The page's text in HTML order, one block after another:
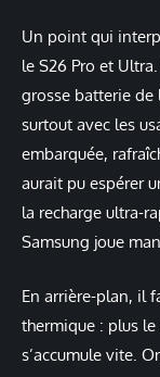
Un point qui
le S26 Pro et
grosse batterie de
surtout avec les
embarquée,
aurait pu espérer
la recharge ultra-
Samsung joue
En arrière-plan, il
thermique : plus
s’accumule vite.